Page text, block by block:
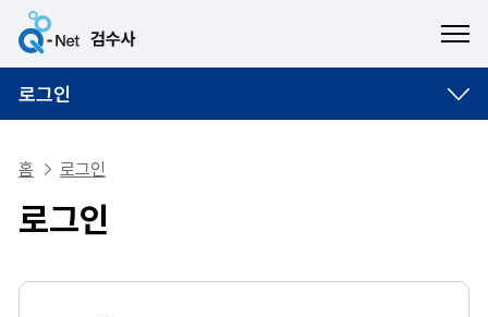
로그인
홈 로그인
로그인